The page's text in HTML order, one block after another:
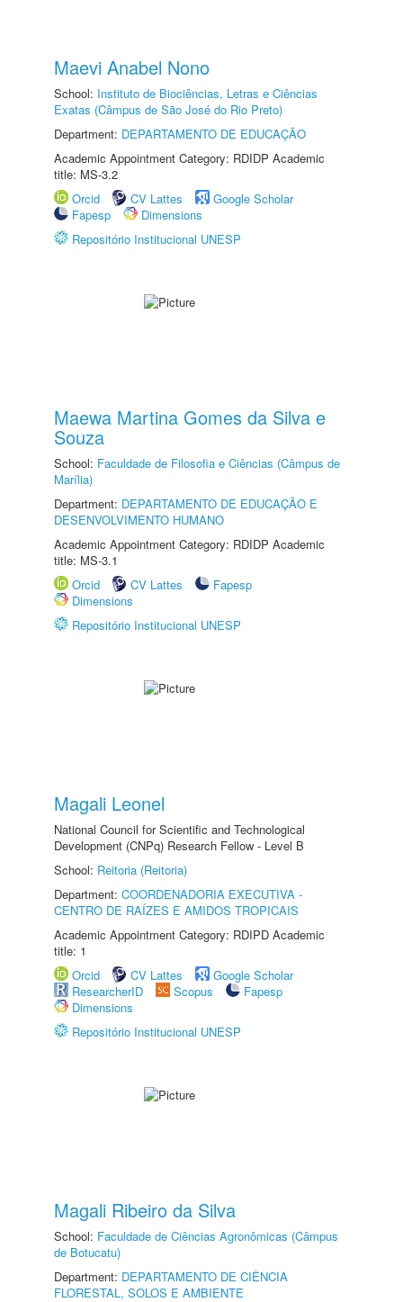
Maevi Anabel Nono
School: Instituto de Biociências, Letras e Ciências
Exatas (Câmpus de São José do Rio Preto)
Department: DEPARTAMENTO DE EDUCAÇÃO
Academic Appointment Category: RDIDP Academic
title: MS-3.2
Orcid
CV Lattes
Google Scholar
Fapesp
Dimensions
Repositório Institucional UNESP
Maewa Martina Gomes da Silva e
Souza
School: Faculdade de Filosofia e Ciências (Câmpus de
Marília)
Department: DEPARTAMENTO DE EDUCAÇÃO E
DESENVOLVIMENTO HUMANO
Academic Appointment Category: RDIDP Academic
title: MS-3.1
Orcid
CV Lattes
Fapesp
Dimensions
Repositório Institucional UNESP
Magali Leonel
National Council for Scientific and Technological
Development (CNPq) Research Fellow - Level B
School: Reitoria (Reitoria)
Department: COORDENADORIA EXECUTIVA -
CENTRO DE RAÍZES E AMIDOS TROPICAIS
Academic Appointment Category: RDIPD Academic
title: 1
Orcid
CV Lattes
Google Scholar
ResearcherID
Scopus
Fapesp
Dimensions
Repositório Institucional UNESP
Magali Ribeiro da Silva
School: Faculdade de Ciências Agronômicas (Câmpus
de Botucatu)
Department: DEPARTAMENTO DE CIÊNCIA
FLORESTAL, SOLOS E AMBIENTE